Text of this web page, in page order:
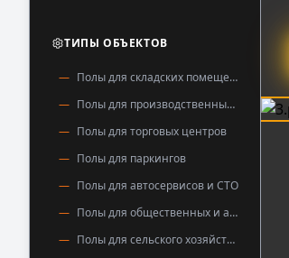
ТИПЫ ОБЪЕКТОВ
Полы для складских помещений
Полы для производственных помещений
Полы для торговых центров
Полы для паркингов
Полы для автосервисов и СТО
Полы для общественных и административных зданий
Полы для сельского хозяйства